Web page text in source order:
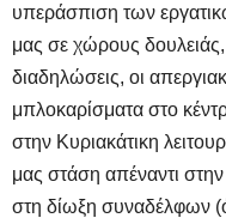
υπεράσπιση των
μας σε χώρους δουλειάς,
διαδηλώσεις, οι
μπλοκαρίσματα στο
στην Κυριακάτικη
μας στάση απέναντι
στη δίωξη συναδέλφων